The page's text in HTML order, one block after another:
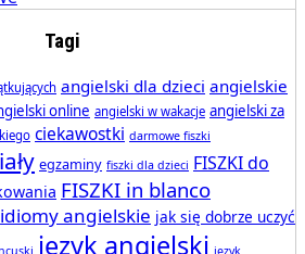
Tagi
angielski dla dzieci angielskie
online angielski w wakacje angielski za
ciekawostki darmowe fiszki
egzaminy fiszki dla dzieci FISZKI do
FISZKI in blanco
idiomy angielskie jak się dobrze uczyć
język angielski język